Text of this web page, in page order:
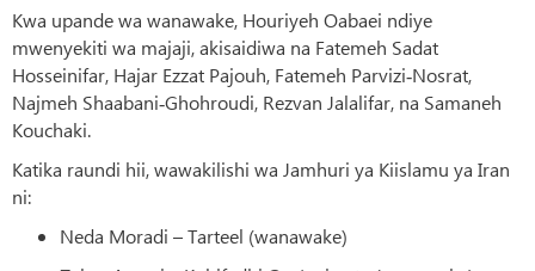
Kwa upande wa wanawake, Houriyeh Oabaei ndiye
mwenyekiti wa majaji, akisaidiwa na Fatemeh Sadat
Hosseinifar, Hajar Ezzat Pajouh, Fatemeh Parvizi‑Nosrat,
Najmeh Shaabani‑Ghohroudi, Rezvan Jalalifar, na Samaneh
Kouchaki.
Katika raundi hii, wawakilishi wa Jamhuri ya Kiislamu ya Iran
ni:
Neda Moradi – Tarteel (wanawake)